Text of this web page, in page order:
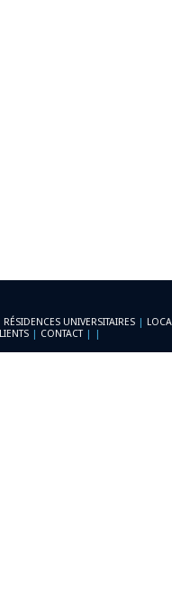
RÉSIDENCES UNIVERSITAIRES |
| CONTACT| |